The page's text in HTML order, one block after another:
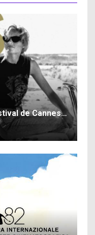
de Cannes…